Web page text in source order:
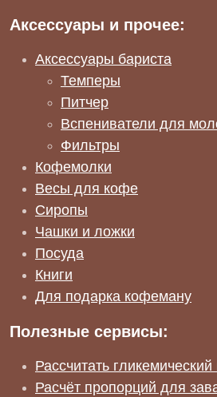
Аксессуары и прочее:
Аксессуары бариста
Темперы
Питчер
Вспениватели для
Фильтры
Кофемолки
Весы для кофе
Сиропы
Чашки и ложки
Посуда
Книги
Для подарка кофеману
Полезные сервисы:
Рассчитать
Расчёт пропорций для